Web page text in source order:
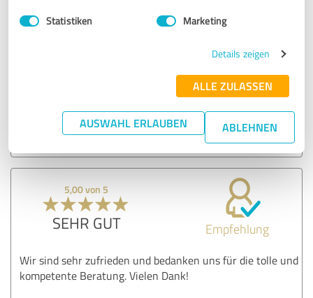
Statistiken Marketing
Details zeigen
ALLE ZULASSEN
AUSWAHL ERLAUBEN ABLEHNEN
Empfehlung
Erfahrungsbericht & Bewertung zu:
Koelliker Papermanagement
5,00 von 5
SEHR GUT Empfehlung
Wir sind sehr zufrieden und bedanken uns für die tolle und
kompetente Beratung. Vielen Dank!